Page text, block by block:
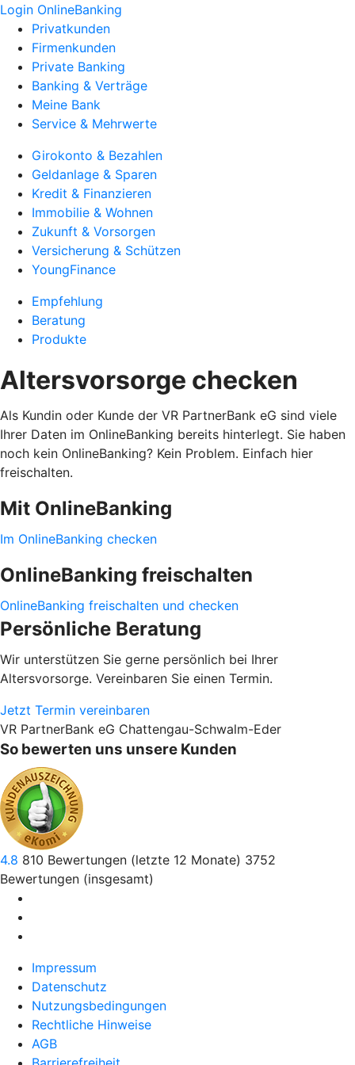
Login OnlineBanking
Privatkunden
Firmenkunden
Private Banking
Banking & Verträge
Meine Bank
Service & Mehrwerte
Girokonto & Bezahlen
Geldanlage & Sparen
Kredit & Finanzieren
Immobilie & Wohnen
Zukunft & Vorsorgen
Versicherung & Schützen
YoungFinance
Empfehlung
Beratung
Produkte
Altersvorsorge checken
Als Kundin oder Kunde der VR PartnerBank eG sind viele
Ihrer Daten im OnlineBanking bereits hinterlegt. Sie haben
noch kein OnlineBanking? Kein Problem. Einfach hier
freischalten.
Mit OnlineBanking
Im OnlineBanking checken
OnlineBanking freischalten
OnlineBanking freischalten und checken
Persönliche Beratung
Wir unterstützen Sie gerne persönlich bei Ihrer
Altersvorsorge. Vereinbaren Sie einen Termin.
Jetzt Termin vereinbaren
VR PartnerBank eG Chattengau-Schwalm-Eder
So bewerten uns unsere Kunden
4.8 810 Bewertungen (letzte 12 Monate) 3752
Bewertungen (insgesamt)
Impressum
Datenschutz
Nutzungsbedingungen
Rechtliche Hinweise
AGB